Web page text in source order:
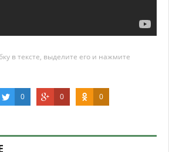
в тексте, выделите его и нажмите
0 0 0